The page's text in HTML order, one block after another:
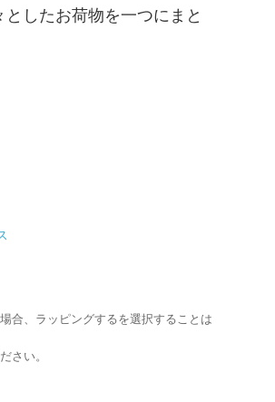
したお荷物を一つにまと
合、ラッピングするを選択することは
さい。